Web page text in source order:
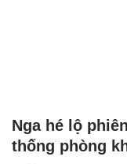
Nga hé lộ
thống phòng